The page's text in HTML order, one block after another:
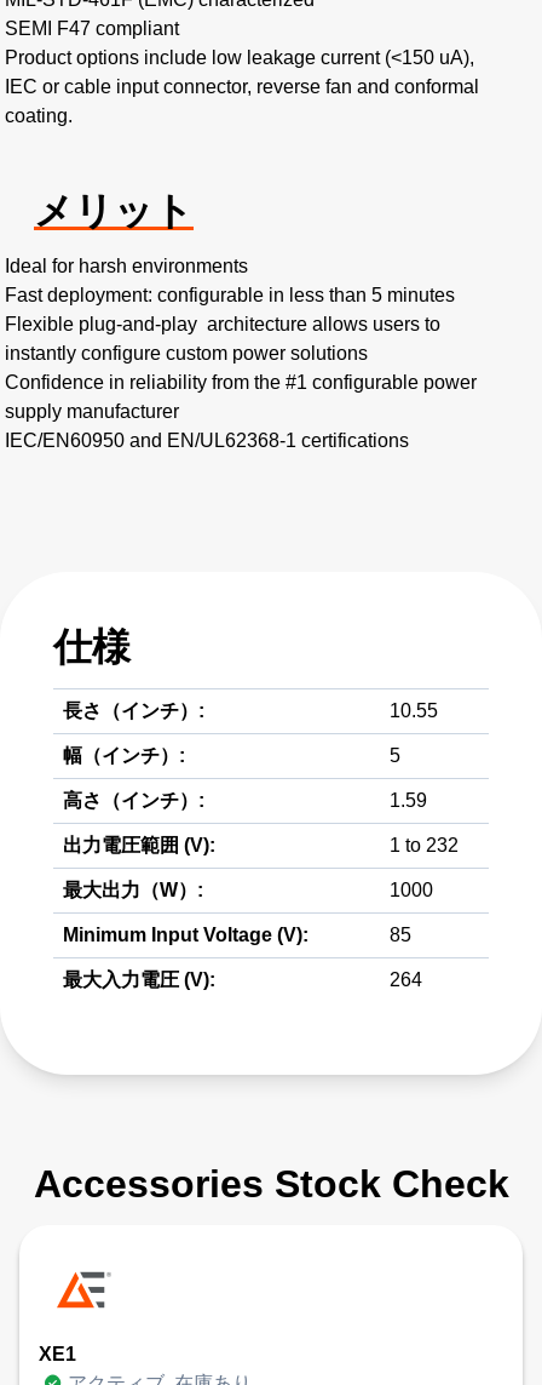
SEMI F47 compliant
Product options include low leakage current (<150 uA),
IEC or cable input connector, reverse fan and conformal
coating.
メリット
Ideal for harsh environments​
Fast deployment: configurable in less than 5 minutes​
Flexible plug-and-play architecture allows users to
instantly configure custom power solutions​
Confidence in reliability from the #1 configurable power
supply manufacturer
IEC/EN60950 and EN/UL62368-1 certifications
仕様
長さ（インチ）: 10.55
幅（インチ）: 5
高さ（インチ）: 1.59
出力電圧範囲 (V): 1 to 232
最大出力（W）: 1000
Minimum Input Voltage (V): 85
最大入力電圧 (V): 264
Accessories Stock Check
XE1